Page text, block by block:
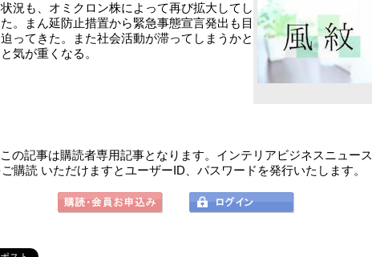
況も、オミクロン株によって再び拡大してし
た。まん延防止措置から緊急事態宣言発出も目
ってきた。また社会活動が滞ってしまうかと
気が重くなる。
この記事は購読者専用記事となります。インテリアビジネスニュース
ご購読 いただけますとユーザーID、パスワードを発行いたします。